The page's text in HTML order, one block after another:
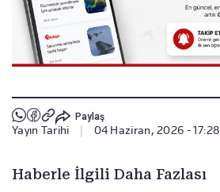
Paylaş
Yayın Tarihi 04 Haziran, 2026 - 17:28
Haberle İlgili Daha Fazlası